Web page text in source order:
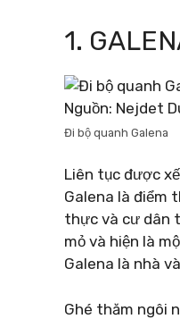
1.
Nguồn: Nejdet
Đi bộ quanh Galena
Liên tục được
Galena là điểm
thực và cư dân
mỏ và hiện là
Galena là nhà
Ghé thăm ngôi